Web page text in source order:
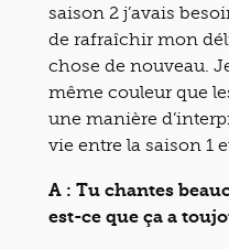
saison 2 j’avais
de rafraîchir mon
chose de nouveau.
même couleur que
une manière
vie entre la saison 1
A : Tu chantes
est-ce que ça a